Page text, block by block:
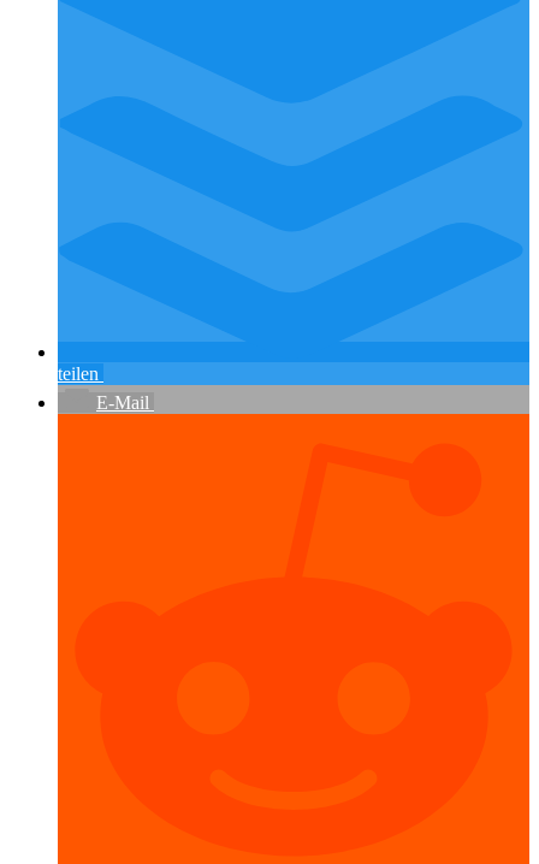
teilen
E-Mail